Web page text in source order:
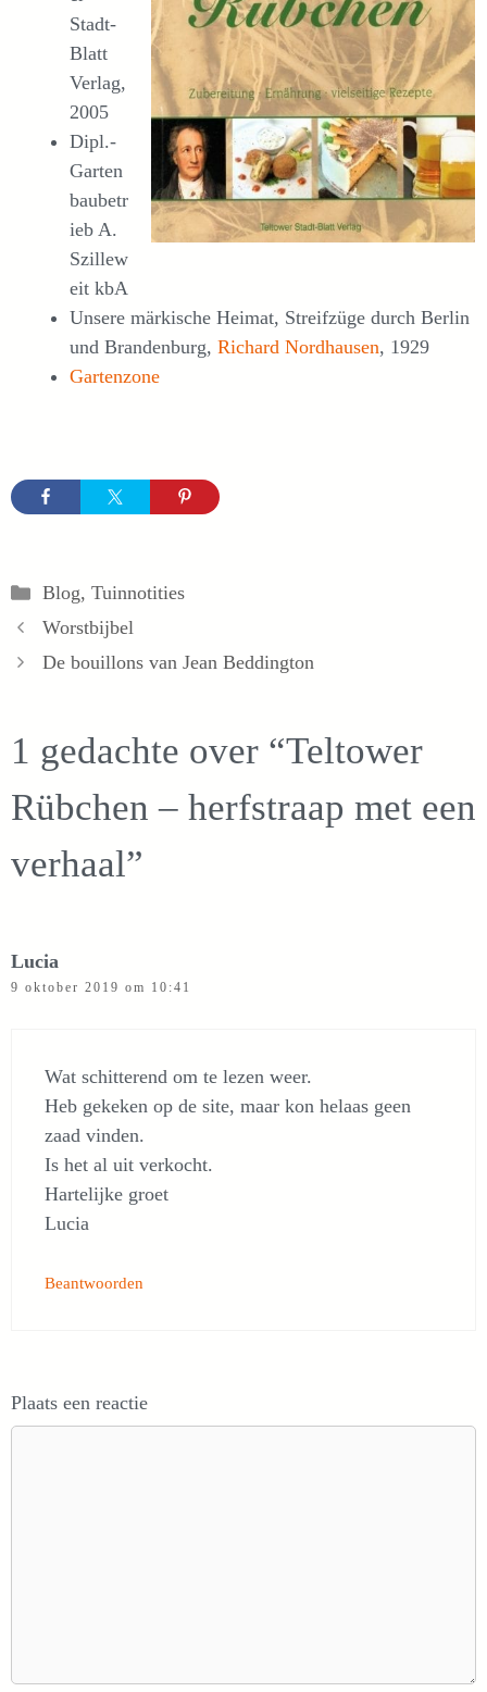
Stadt-
Blatt
Verlag,
2005
Dipl.-
Garten
baubetr
ieb A.
Szillew
eit kbA
Unsere märkische Heimat, Streifzüge durch Berlin
und Brandenburg, Richard Nordhausen, 1929
Gartenzone
Categorieën
Blog, Tuinnotities
Worstbijbel
De bouillons van Jean Beddington
1 gedachte over “Teltower
Rübchen – herfstraap met een
verhaal”
Lucia
9 oktober 2019 om 10:41
Wat schitterend om te lezen weer.
Heb gekeken op de site, maar kon helaas geen
zaad vinden.
Is het al uit verkocht.
Hartelijke groet
Lucia
Beantwoorden
Plaats een reactie